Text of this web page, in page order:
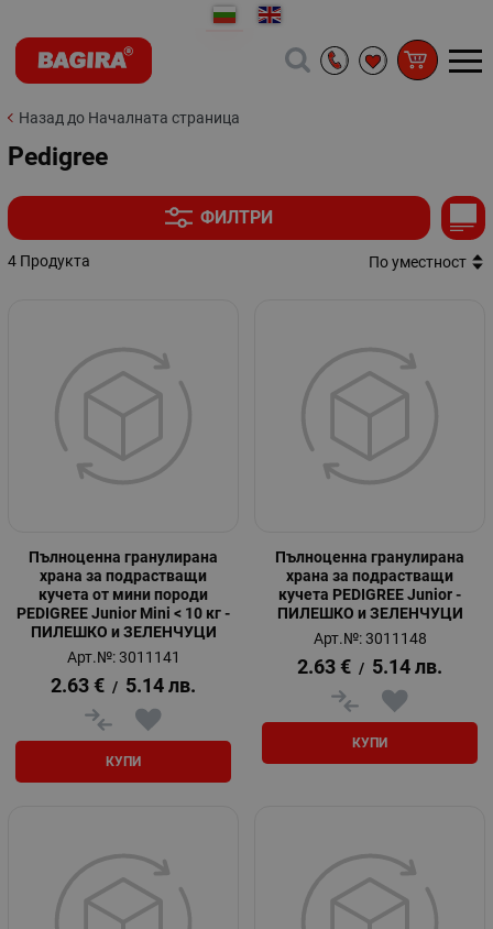
Назад до Началната страница
Pedigree
ФИЛТРИ
4 Продукта По уместност
Пълноценна гранулирана
храна за подрастващи
кучета от мини породи
PEDIGREE Junior Mini < 10 кг -
ПИЛЕШКО и ЗЕЛЕНЧУЦИ
Арт.№: 3011141
2.63 € / 5.14 лв.
КУПИ
Пълноценна гранулирана
храна за подрастващи
кучета PEDIGREE Junior -
ПИЛЕШКО и ЗЕЛЕНЧУЦИ
Арт.№: 3011148
2.63 € / 5.14 лв.
КУПИ